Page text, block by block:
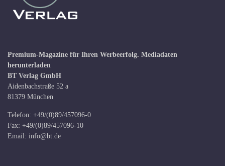
Premium-Magazine für Ihren Werbeerfolg. Mediadaten
herunterladen
BT Verlag GmbH
Aidenbachstraße 52 a
81379 München
Telefon: +49/(0)89/457096-0
Fax: +49/(0)89/457096-10
Email: info@bt.de